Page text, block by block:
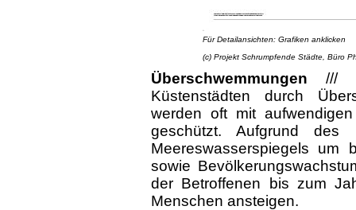
Für Detailansichten: Grafiken anklicken
(c) Projekt Schrumpfende Städte, Büro
Überschwemmungen ///
Küstenstädten durch
werden oft mit
geschützt. Aufgrund des
Meereswasserspiegels um
sowie
der Betroffenen bis zum
Menschen ansteigen.